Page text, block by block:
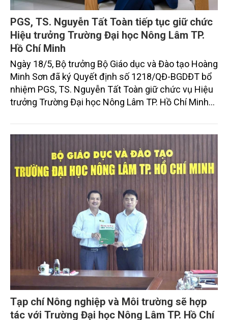
PGS, TS. Nguyễn Tất Toàn tiếp tục giữ chức
Hiệu trưởng Trường Đại học Nông Lâm TP.
Hồ Chí Minh
Ngày 18/5, Bộ trưởng Bộ Giáo dục và Đào tạo Hoàng
Minh Sơn đã ký Quyết định số 1218/QĐ-BGDĐT bổ
nhiệm PGS, TS. Nguyễn Tất Toàn giữ chức vụ Hiệu
trưởng Trường Đại học Nông Lâm TP. Hồ Chí Minh
năm.
Tạp chí Nông nghiệp và Môi trường sẽ hợp
tác với Trường Đại học Nông Lâm TP. Hồ Chí